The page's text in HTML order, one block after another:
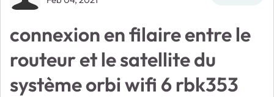
connexion en filaire entre le
routeur et le satellite du
système orbi wifi 6 rbk353